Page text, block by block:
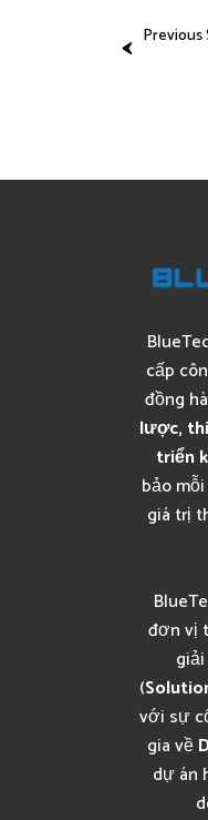
Previous
cấp
đồng
lược,
triển
bảo
giá trị
đơn vị
(
với sự
gia về
dự án